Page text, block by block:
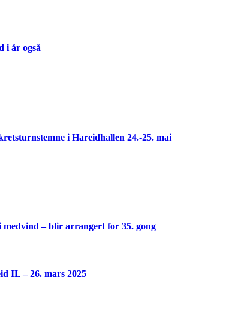
i år også
i Hareidhallen 24.-25. mai
– blir arrangert for 35. gong
IL – 26. mars 2025